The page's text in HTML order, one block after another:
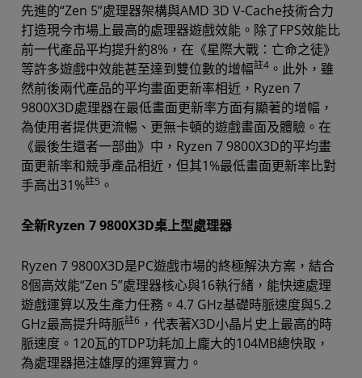
先進的“Zen 5”處理器架構與AMD 3D V-Cache技術合力
打造現今市場上最高的處理器遊戲效能。除了FPS效能比
前一代產品平均提升約8%，在《星際大戰：亡命之徒》
等許多遊戲中效能甚至達到雙位數的增幅註4 。此外，雖
然前後兩代產品的平均畫面更新率相近，Ryzen 7
9800X3D處理器在最低畫面更新率方面有顯著的增幅，
為使用者提供更流暢、更無卡頓的遊戲畫面及體驗。在
《最後生還者一部曲》中，Ryzen 7 9800X3D的平均畫
面更新率和競爭產品相近，但其1%最低畫面更新率比對
手高出31%註5 。
全新Ryzen 7 9800X3D桌上型處理器
Ryzen 7 9800X3D是PC遊戲市場的終極解決方案，結合
8個高效能“Zen 5”處理器核心與16執行緒，能快速處理
遊戲運算以及生產力任務。4.7 GHz基礎時脈速度與5.2
GHz最高提升時脈註6 ，代表著X3D小晶片史上最高的時
脈速度。120瓦的TDP功耗加上龐大的104MB總快取，
為處理器挹注雄厚的運算實力。